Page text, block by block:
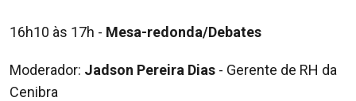
16h10 às 17h - Mesa-redonda/Debates
Moderador: Jadson Pereira Dias - Gerente de RH da
Cenibra